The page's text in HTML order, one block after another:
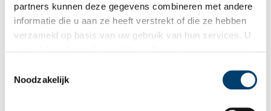
partners kunnen deze gegevens combineren met andere
informatie die u aan ze heeft verstrekt of die ze hebben
verzameld op basis van uw gebruik van hun services. U
Noodzakelijk
Bakker van de Huizer speculaas
In de wijde omgeving zijn ze bekend, de ‘Huizermannetjes’.
Deze speculaaskoeken werden in diverse maten verkocht,
in een pond) die op kerstmorgen als ontbijt werd gegeten.